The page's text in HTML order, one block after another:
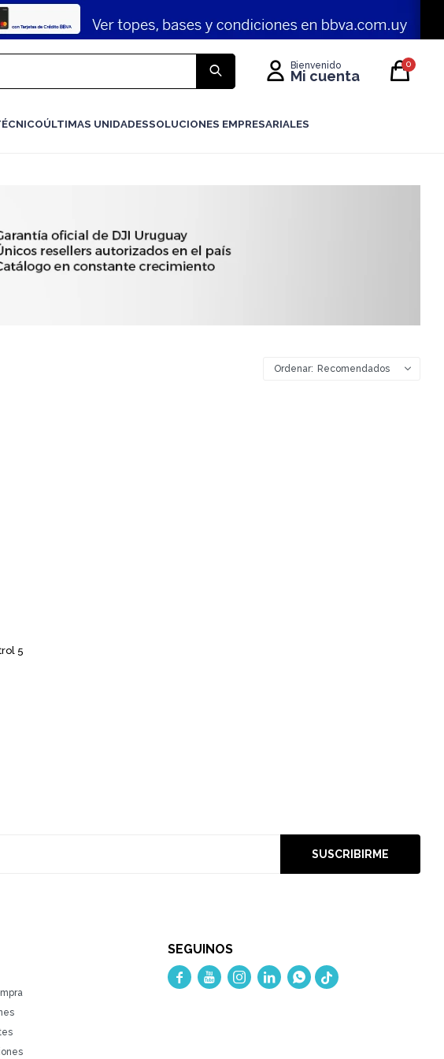
ÚLTIMAS UNIDADESSOLUCIONES EMPRESARIALES
0
Recomendados
5
SUSCRIBIRME
SEGUINOS
    